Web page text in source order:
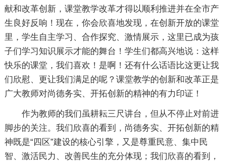
献和改革创新，课堂教学改革才得以顺利推进并在全市产
生良好反响！现在，你会欣喜地发现，在创新开放的课堂
里，学生自主学习、合作探究、激情展示，这里已成为孩
子们学习知识展示才能的舞台！学生们都高兴地说：这样
快乐的课堂，我们喜欢！是啊！还有什么话语比这更让我
们欣慰、更让我们满足的呢？课堂教学的创新和改革正是
广大教师对尚德务实、开拓创新的精神的有力印证！
作为教师的我们虽耕耘三尺讲台，但从不停止对前进
脚步的关注。我们欣喜的看到，尚德务实、开拓创新的精
神既是“四区”建设的核心引擎，又是尊重民意、集中民
智、激活民力、改善民生的充分体现；我们欣喜的看到，